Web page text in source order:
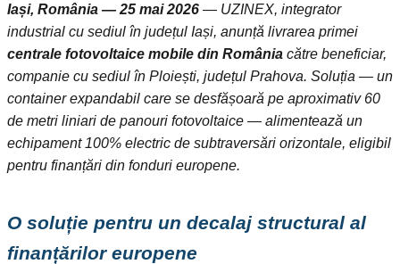
Iași, România — 25 mai 2026 — UZINEX, integrator
industrial cu sediul în județul Iași, anunță livrarea primei
centrale fotovoltaice mobile din România către beneficiar,
companie cu sediul în Ploiești, județul Prahova. Soluția — un
container expandabil care se desfășoară pe aproximativ 60
de metri liniari de panouri fotovoltaice — alimentează un
echipament 100% electric de subtraversări orizontale, eligibil
pentru finanțări din fonduri europene.
O soluție pentru un decalaj structural al
finanțărilor europene